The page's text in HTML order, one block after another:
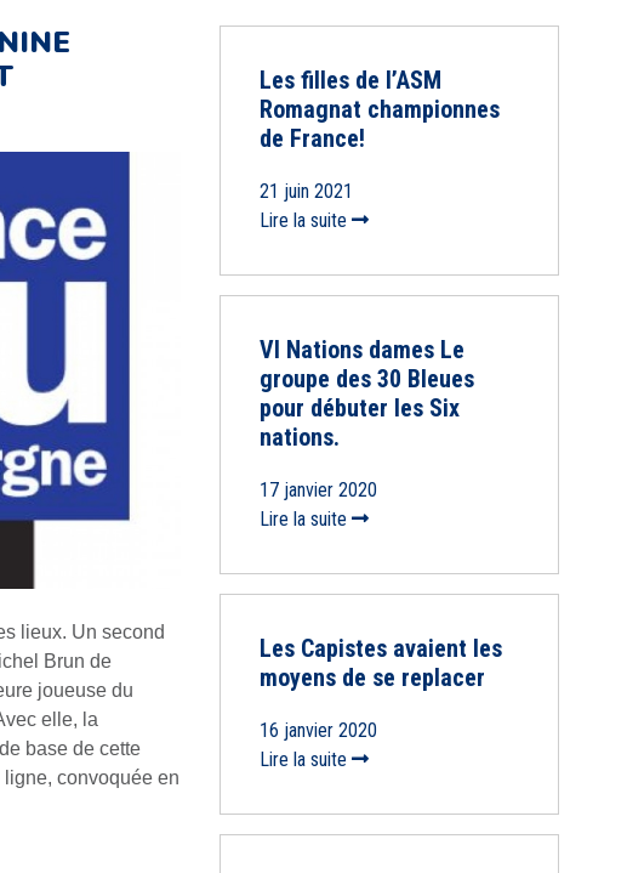
lieux. Un second
Brun de
joueuse du
elle, la
base de cette
convoquée en
Les filles de l’ASM
Romagnat championnes
de France!
21 juin 2021
Lire la suite
VI Nations dames Le
groupe des 30 Bleues
pour débuter les Six
nations.
17 janvier 2020
Lire la suite
Les Capistes avaient les
moyens de se replacer
16 janvier 2020
Lire la suite